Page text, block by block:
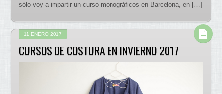
sólo voy a impartir un curso monográficos en Barcelona, en […]
11 ENERO 2017
CURSOS DE COSTURA EN INVIERNO 2017